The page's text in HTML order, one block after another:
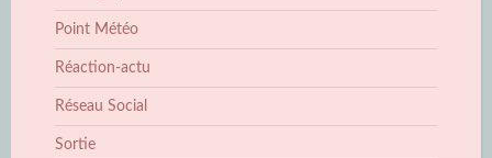
Point Météo
Réaction-actu
Réseau Social
Sortie